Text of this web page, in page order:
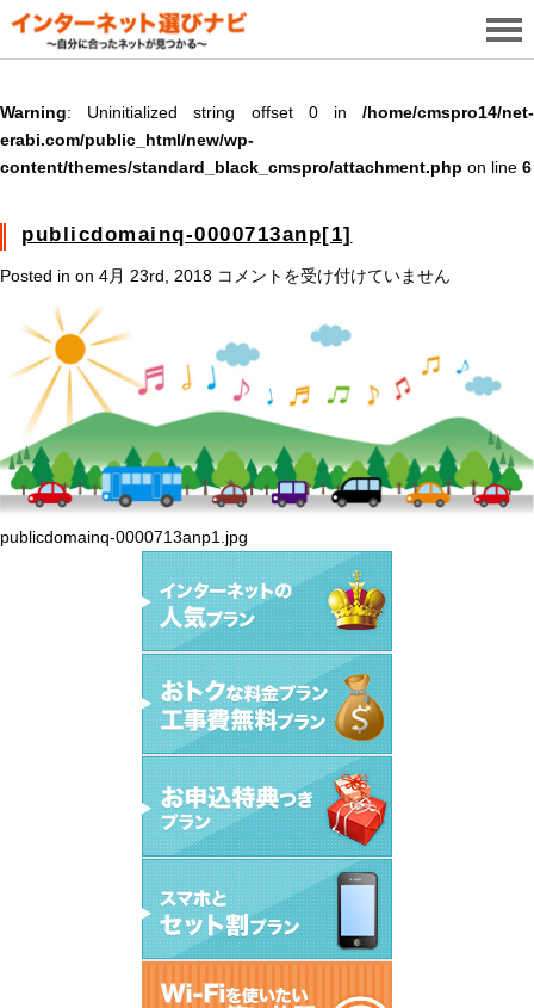
Warning: Uninitialized string offset 0 in /home/cmspro14/net-
erabi.com/public_html/new/wp-
content/themes/standard_black_cmspro/attachment.php on line 6
publicdomainq-0000713anp[1]
Posted in on 4月 23rd, 2018 publicdomainq-
コメントを受け付けていません
publicdomainq-0000713anp1.jpg